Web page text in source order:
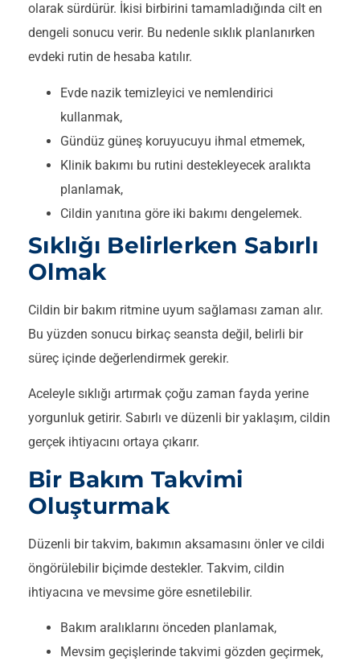
olarak sürdürür. İkisi birbirini tamamladığında cilt en
dengeli sonucu verir. Bu nedenle sıklık planlanırken
evdeki rutin de hesaba katılır.
Evde nazik temizleyici ve nemlendirici
kullanmak,
Gündüz güneş koruyucuyu ihmal etmemek,
Klinik bakımı bu rutini destekleyecek aralıkta
planlamak,
Cildin yanıtına göre iki bakımı dengelemek.
Sıklığı Belirlerken Sabırlı
Olmak
Cildin bir bakım ritmine uyum sağlaması zaman alır.
Bu yüzden sonucu birkaç seansta değil, belirli bir
süreç içinde değerlendirmek gerekir.
Aceleyle sıklığı artırmak çoğu zaman fayda yerine
yorgunluk getirir. Sabırlı ve düzenli bir yaklaşım, cildin
gerçek ihtiyacını ortaya çıkarır.
Bir Bakım Takvimi
Oluşturmak
Düzenli bir takvim, bakımın aksamasını önler ve cildi
öngörülebilir biçimde destekler. Takvim, cildin
ihtiyacına ve mevsime göre esnetilebilir.
Bakım aralıklarını önceden planlamak,
Mevsim geçişlerinde takvimi gözden geçirmek,